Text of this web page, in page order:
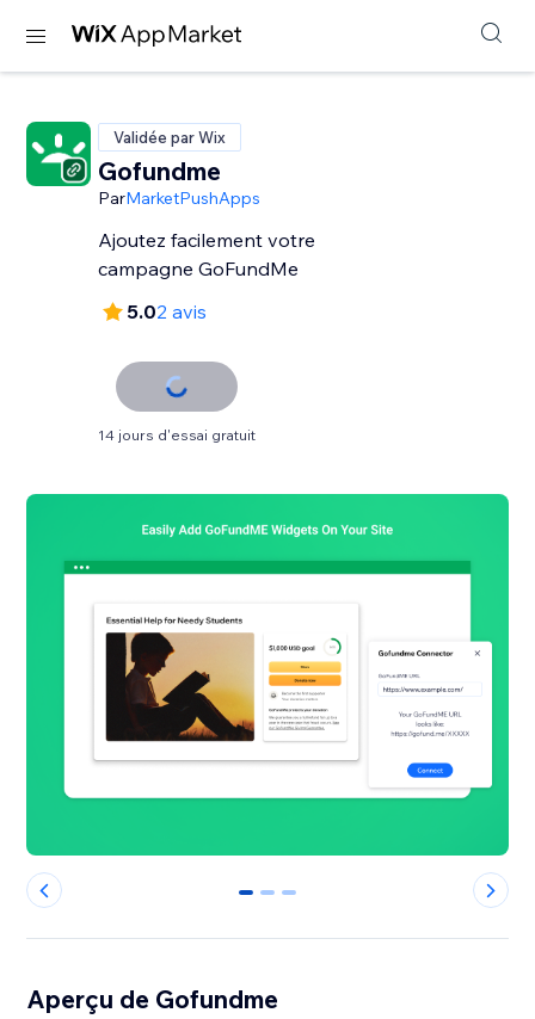
Validée par Wix
Gofundme
ParMarketPushApps
Ajoutez facilement votre
campagne GoFundMe
5.02 avis
14 jours d'essai gratuit
0 1 2
Aperçu de Gofundme